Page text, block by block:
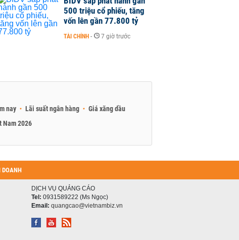
500 triệu cổ phiếu, tăng
vốn lên gần 77.800 tỷ
TÀI CHÍNH - 7 giờ trước
nay Lãi suất ngân hàng
Giá xăng dầu
Nam 2026
DOANH
DỊCH VỤ QUẢNG CÁO
Tel: 0931589222 (Ms Ngọc)
Email: quangcao@vietnambiz.vn